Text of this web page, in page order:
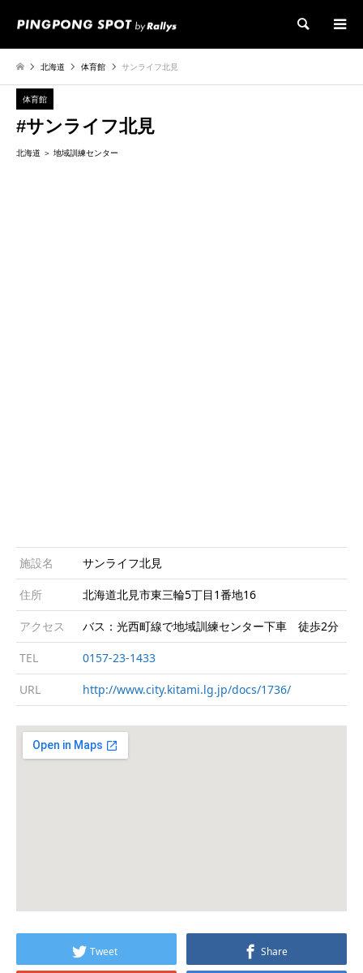
検索
北海道 体育館 サンライフ北見
体育館
#サンライフ北見
北海道 地域訓練センター
施設名 サンライフ北見
住所 北海道北見市東三輪5丁目1番地16
アクセス バス：光西町線で地域訓練センター下車 徒歩2分
TEL 0157-23-1433
URL http://www.city.kitami.lg.jp/docs/1736/
Tweet Share